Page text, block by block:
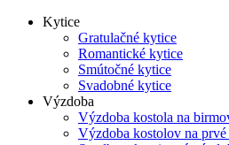
Kytice
Gratulačné kytice
Romantické kytice
Smútočné kytice
Svadobné kytice
Výzdoba
Výzdoba kostola na
Výzdoba kostolov na